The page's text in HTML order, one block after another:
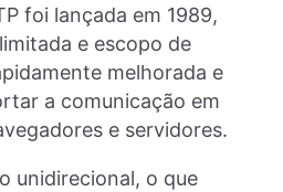
foi lançada em 1989,
e escopo de
melhorada e
a comunicação em
e servidores.
unidirecional, o que